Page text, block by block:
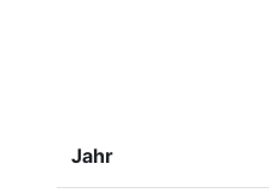
Jahr